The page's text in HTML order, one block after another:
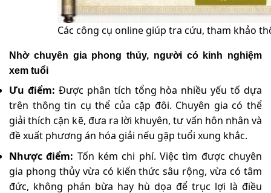
Các công cụ online giúp tra cứu, tham khảo
Nhờ chuyên gia phong thủy, người có kinh nghiệm
xem tuổi
Ưu điểm: Được phân tích tổng hòa nhiều yếu tố dựa
trên thông tin cụ thể của cặp đôi. Chuyên gia có thể
giải thích cặn kẽ, đưa ra lời khuyên, tư vấn hôn nhân và
đề xuất phương án hóa giải nếu gặp tuổi xung khắc.
Nhược điểm: Tốn kém chi phí. Việc tìm được chuyên
gia phong thủy vừa có kiến thức sâu rộng, vừa có tâm
đức, không phán bừa hay hù dọa để trục lợi là điều